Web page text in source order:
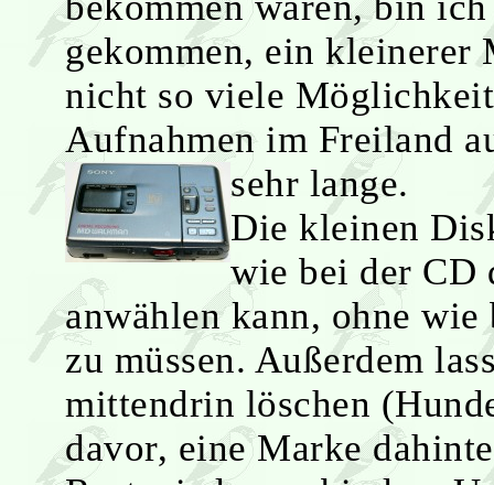
gekommen, ein kleinerer
nicht so viele
Aufnahmen im Freiland
sehr lange.
Die kleinen
wie bei der CD
anwählen kann, ohne
zu müssen. Außerdem
mittendrin löschen
davor, eine Marke